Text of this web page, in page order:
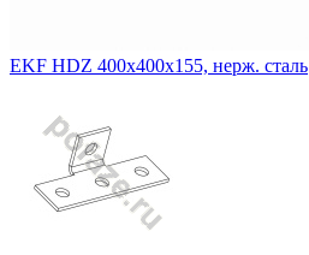
EKF HDZ 400х400х155, нерж. сталь